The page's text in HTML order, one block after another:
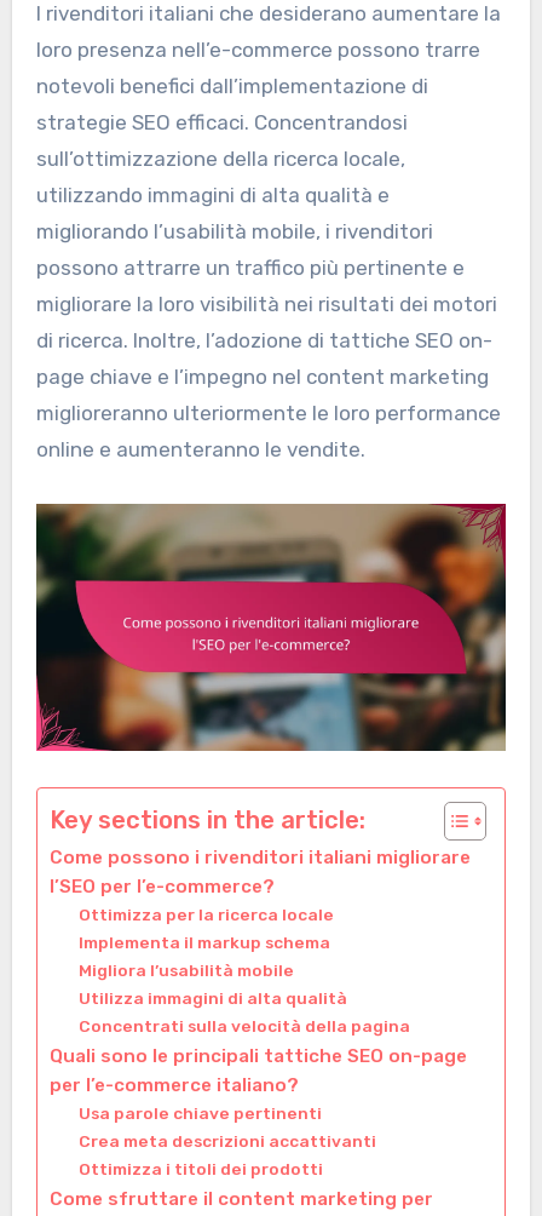
I rivenditori italiani che desiderano aumentare la
loro presenza nell’e-commerce possono trarre
notevoli benefici dall’implementazione di
strategie SEO efficaci. Concentrandosi
sull’ottimizzazione della ricerca locale,
utilizzando immagini di alta qualità e
migliorando l’usabilità mobile, i rivenditori
possono attrarre un traffico più pertinente e
migliorare la loro visibilità nei risultati dei motori
di ricerca. Inoltre, l’adozione di tattiche SEO on-
page chiave e l’impegno nel content marketing
miglioreranno ulteriormente le loro performance
online e aumenteranno le vendite.
Key sections in the article:
Come possono i rivenditori italiani migliorare
l’SEO per l’e-commerce?
Ottimizza per la ricerca locale
Implementa il markup schema
Migliora l’usabilità mobile
Utilizza immagini di alta qualità
Concentrati sulla velocità della pagina
Quali sono le principali tattiche SEO on-page
per l’e-commerce italiano?
Usa parole chiave pertinenti
Crea meta descrizioni accattivanti
Ottimizza i titoli dei prodotti
Come sfruttare il content marketing per